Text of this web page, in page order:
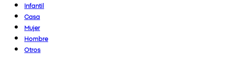
Infantil
Casa
Mujer
Hombre
Otros